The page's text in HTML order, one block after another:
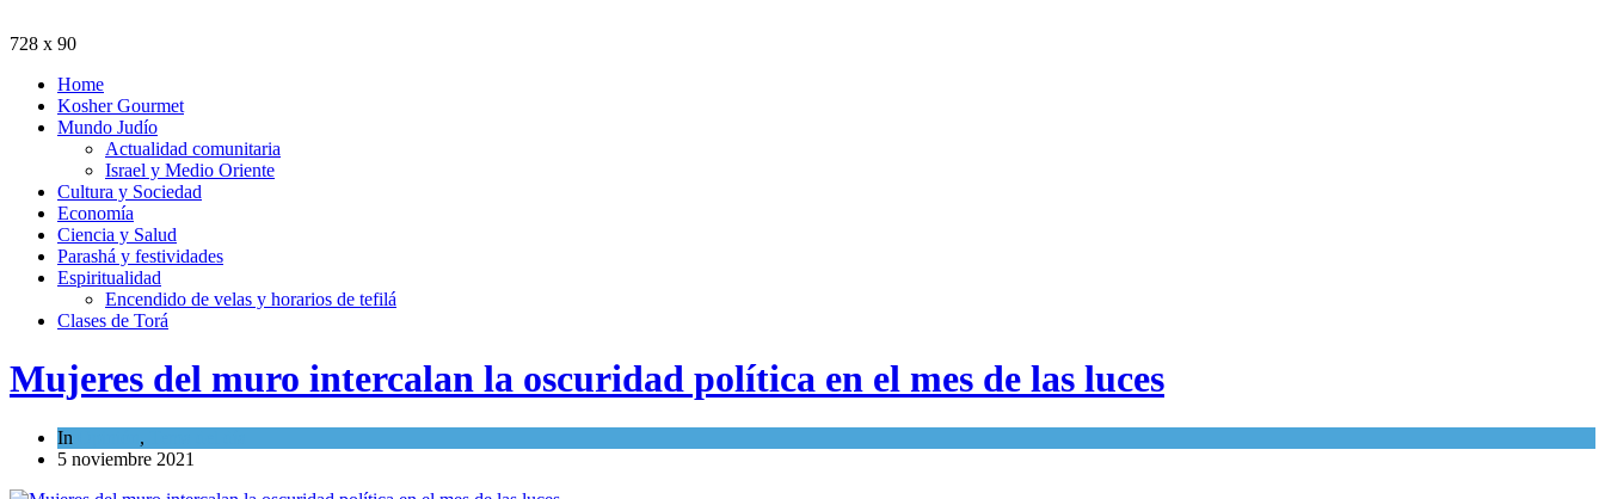
728 x 90
Home
Kosher Gourmet
Mundo Judío
Actualidad comunitaria
Israel y Medio Oriente
Cultura y Sociedad
Economía
Ciencia y Salud
Parashá y festividades
Espiritualidad
Encendido de velas y horarios de tefilá
Clases de Torá
Mujeres del muro intercalan la oscuridad política en el mes de las luces
In ,
5 noviembre 2021